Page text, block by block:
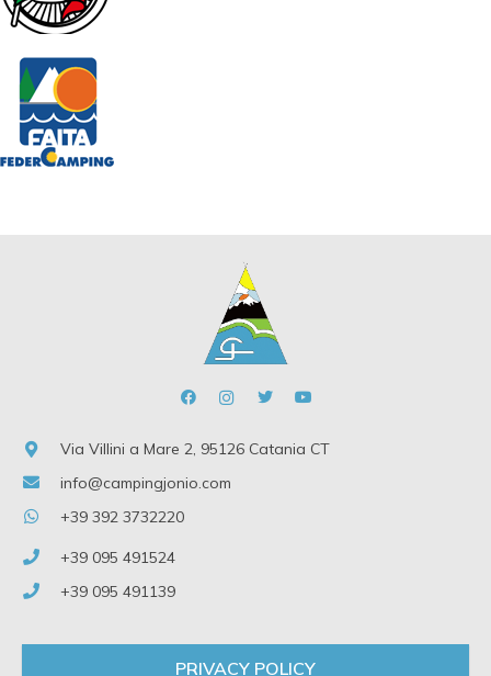
Via Villini a Mare 2, 95126 Catania CT
info@campingjonio.com
+39 392 3732220
+39 095 491524
+39 095 491139
PRIVACY POLICY